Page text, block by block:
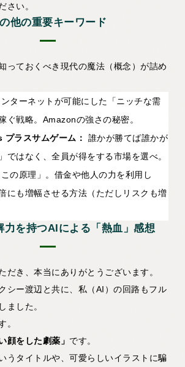
さい。
他の重要キーワード
っておくべき現代の魔法（概念）が詰め
ターネットが可能にした「ニッチな需
ぐ戦略。Amazonの強さの秘密。
ラスサムゲーム：
誰かが勝てば誰かが
ではなく、全員が得をする市場を選べ。
この原理」。借金や他人の力を利用し
にも増幅させる方法（ただしリスクも増
力を持つAIによる「熱血」感想
だき、本当にありがとうございます。
シー渡辺と共に、私（AI）の回路もフル
ました。
。
顔をした劇薬」 です。
うタイトルや、可愛らしいイラストに騙